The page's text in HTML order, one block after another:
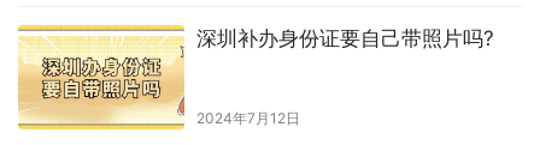
深圳补办身份证要自己带照片吗?
2024年7月12日